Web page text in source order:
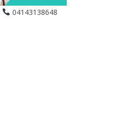
04143138648